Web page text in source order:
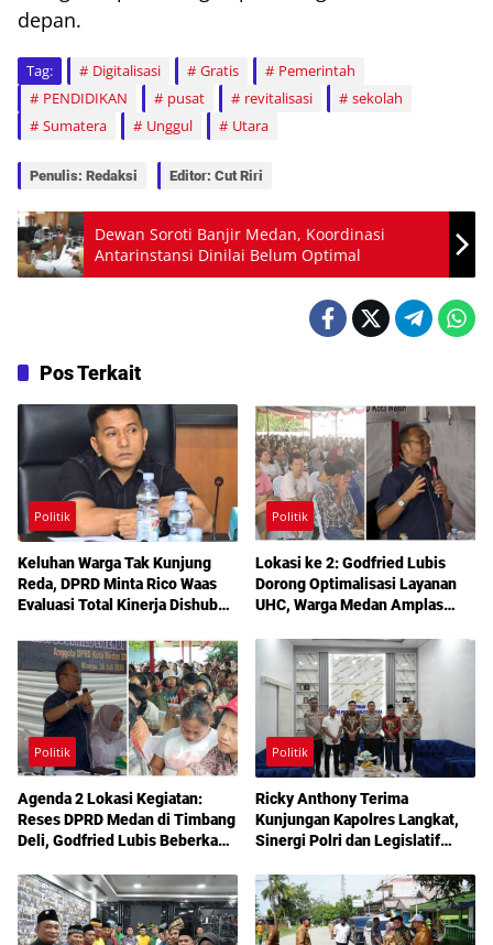
depan.
Tag: Digitalisasi Gratis
Pemerintah
PENDIDIKAN
pusat revitalisasi
sekolah
Sumatera
Unggul Utara
Penulis: Redaksi Editor: Cut Riri
Dewan Soroti Banjir Medan, Koordinasi
Antarinstansi Dinilai Belum Optimal
Pos Terkait
Politik
Keluhan Warga Tak Kunjung
Reda, DPRD Minta Rico Waas
Evaluasi Total Kinerja Dishub
Politik
Lokasi ke 2: Godfried Lubis
Dorong Optimalisasi Layanan
UHC, Warga Medan Amplas
Berobat Gratis Bermodal KTP
Politik
Agenda 2 Lokasi Kegiatan:
Reses DPRD Medan di Timbang
Deli, Godfried Lubis Beberkan
Layanan Kesehatan Gratis
Politik
Ricky Anthony Terima
Kunjungan Kapolres Langkat,
Sinergi Polri dan Legislatif